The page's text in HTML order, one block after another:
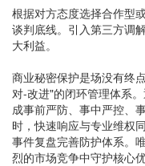
根据对方态度选择合作型
谈判底线。引入第三方调
大利益。
商业秘密保护是场没有终
对-改进"的闭环管理体系
成事前严防、事中严控、
时，快速响应与专业维权
事件复盘完善防护体系。
烈的市场竞争中守护核心优